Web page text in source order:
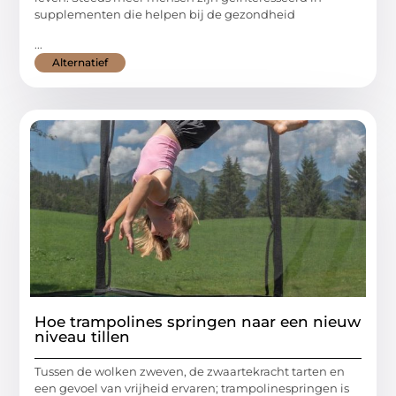
supplementen die helpen bij de gezondheid
...
Alternatief
Hoe trampolines springen naar een nieuw
niveau tillen
Tussen de wolken zweven, de zwaartekracht tarten en
een gevoel van vrijheid ervaren; trampolinespringen is